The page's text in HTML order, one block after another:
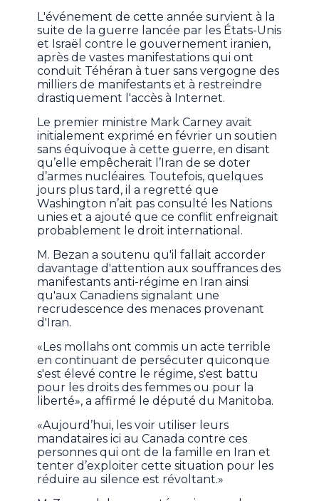
L'événement de cette année survient à la
suite de la guerre lancée par les États-Unis
et Israël contre le gouvernement iranien,
après de vastes manifestations qui ont
conduit Téhéran à tuer sans vergogne des
milliers de manifestants et à restreindre
drastiquement l'accès à Internet.
Le premier ministre Mark Carney avait
initialement exprimé en février un soutien
sans équivoque à cette guerre, en disant
qu’elle empêcherait l’Iran de se doter
d’armes nucléaires. Toutefois, quelques
jours plus tard, il a regretté que
Washington n’ait pas consulté les Nations
unies et a ajouté que ce conflit enfreignait
probablement le droit international.
M. Bezan a soutenu qu'il fallait accorder
davantage d'attention aux souffrances des
manifestants anti-régime en Iran ainsi
qu'aux Canadiens signalant une
recrudescence des menaces provenant
d'Iran.
«Les mollahs ont commis un acte terrible
en continuant de persécuter quiconque
s'est élevé contre le régime, s'est battu
pour les droits des femmes ou pour la
liberté», a affirmé le député du Manitoba.
«Aujourd’hui, les voir utiliser leurs
mandataires ici au Canada contre ces
personnes qui ont de la famille en Iran et
tenter d’exploiter cette situation pour les
réduire au silence est révoltant.»